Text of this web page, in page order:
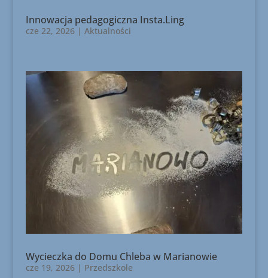
Innowacja pedagogiczna Insta.Ling
cze 22, 2026| Aktualności
Wycieczka do Domu Chleba w Marianowie
cze 19, 2026| Przedszkole